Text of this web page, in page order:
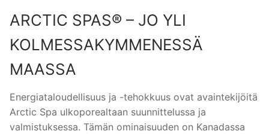
ARCTIC SPAS® – JO YLI
KOLMESSAKYMMENESSÄ
MAASSA
Energiataloudellisuus ja -tehokkuus ovat avaintekijöitä
Arctic Spa ulkoporealtaan suunnittelussa ja
valmistuksessa. Tämän ominaisuuden on Kanadassa